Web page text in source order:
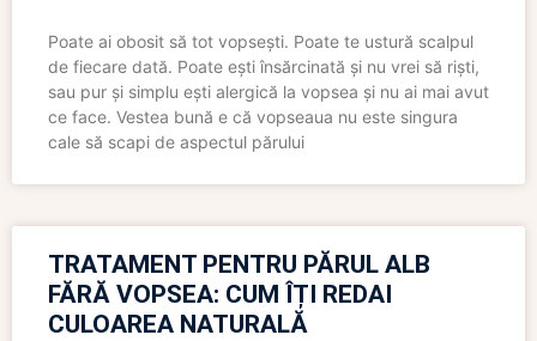
Poate ai obosit să tot vopsești. Poate te ustură scalpul
de fiecare dată. Poate ești însărcinată și nu vrei să riști,
sau pur și simplu ești alergică la vopsea și nu ai mai avut
ce face. Vestea bună e că vopseaua nu este singura
cale să scapi de aspectul părului
TRATAMENT PENTRU PĂRUL ALB
FĂRĂ VOPSEA: CUM ÎȚI REDAI
CULOAREA NATURALĂ